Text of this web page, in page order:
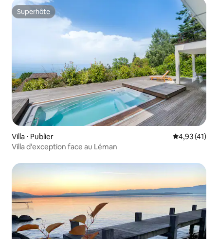
Superhôte
Superhôte
Villa ⋅ Publier Évaluation
4,93 (41)
Villa d’exception face au Léman